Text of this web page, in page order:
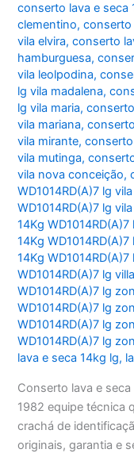
conserto lava e seca
clementino,conserto
vila elvira,conserto
hamburguesa,
vila leolpodina,
lg vila madalena,
lg vila maria,
vila mariana,
vila mirante,conserto
vila mutinga,
vila nova conceição,
WD1014RD(A)7 lg
WD1014RD(A)7 lg
14Kg
14Kg
14Kg
WD1014RD(A)7 lg
WD1014RD(A)7 lg
WD1014RD(A)7 lg
WD1014RD(A)7 lg
WD1014RD(A)7 lg
lava e seca 14kg lg,
Conserto lava e seca
1982 equipe técnica
crachá de
originais, garantia e